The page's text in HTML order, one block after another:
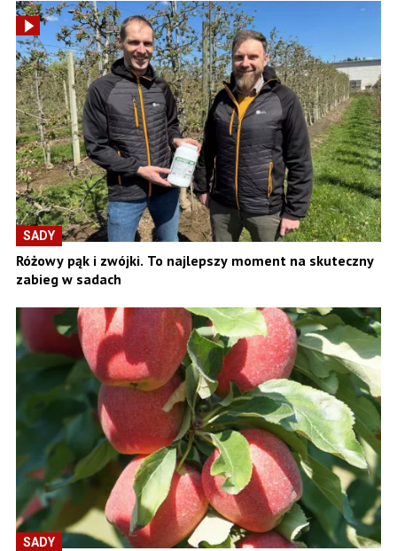
SADY
Różowy pąk i zwójki. To najlepszy moment na skuteczny
zabieg w sadach
SADY